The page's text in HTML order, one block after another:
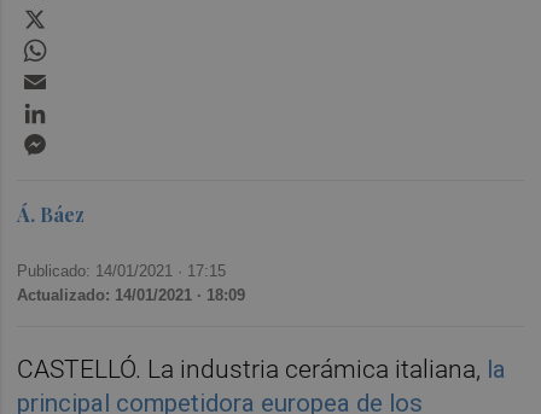
Á. Báez
Publicado: 14/01/2021 · 17:15
Actualizado: 14/01/2021 · 18:09
CASTELLÓ. La industria cerámica italiana, la
principal competidora europea de los